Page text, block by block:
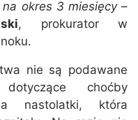
okres 3 miesięcy–
, prokurator w
nie są podawane
dotyczące choćby
nastolatki, która